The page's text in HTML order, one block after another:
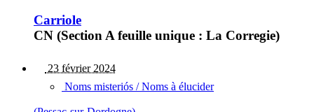
Carriole
CN (Section A feuille unique : La Corregie)
23 février 2024
Noms misteriós / Noms à élucider